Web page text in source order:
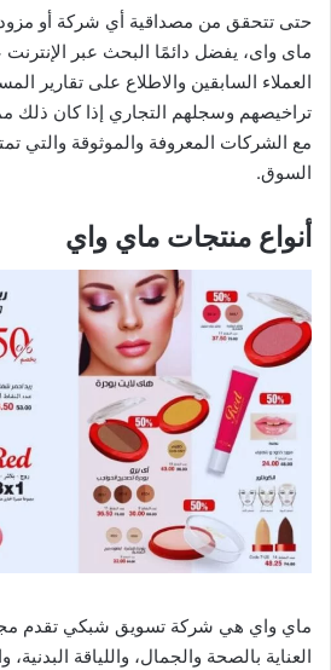
حتى تتحقق من مصداقية أي شركة أو
ماى واى، يفضل دائمًا البحث عبر الإنترنت
العملاء السابقين والاطلاع على تقارير
تراخيصهم وسجلهم التجاري إذا كان ذلك
مع الشركات المعروفة والموثوقة والتي
السوق.
أنواع منتجات ماي واي
ماي واي هي شركة تسويق شبكي تقدم
العناية بالصحة والجمال، واللياقة